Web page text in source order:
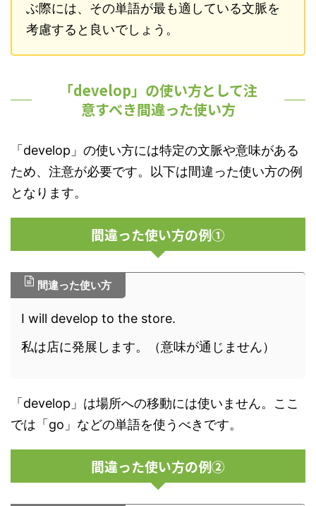
ぶ際には、その単語が最も適している文脈を
考慮すると良いでしょう。
「develop」の使い方として注
意すべき間違った使い方
「develop」の使い方には特定の文脈や意味がある
ため、注意が必要です。以下は間違った使い方の例
となります。
間違った使い方の例①
間違った使い方
I will develop to the store.
私は店に発展します。（意味が通じません）
「develop」は場所への移動には使いません。ここ
では「go」などの単語を使うべきです。
間違った使い方の例②